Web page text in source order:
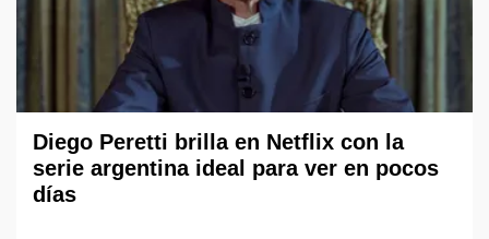
Diego Peretti brilla en Netflix con la
serie argentina ideal para ver en pocos
días